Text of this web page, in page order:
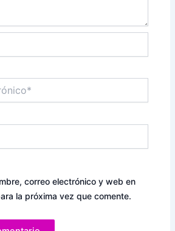
correo electrónico y web en
la próxima vez que comente.